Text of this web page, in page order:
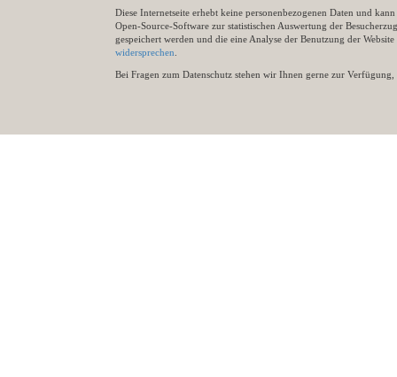
Diese Internetseite erhebt keine personenbezogenen Daten und
Open-Source-Software zur statistischen Auswertung der
gespeichert werden und die eine Analyse der Benutzung der
widersprechen
Bei Fragen zum Datenschutz stehen wir Ihnen gerne zur